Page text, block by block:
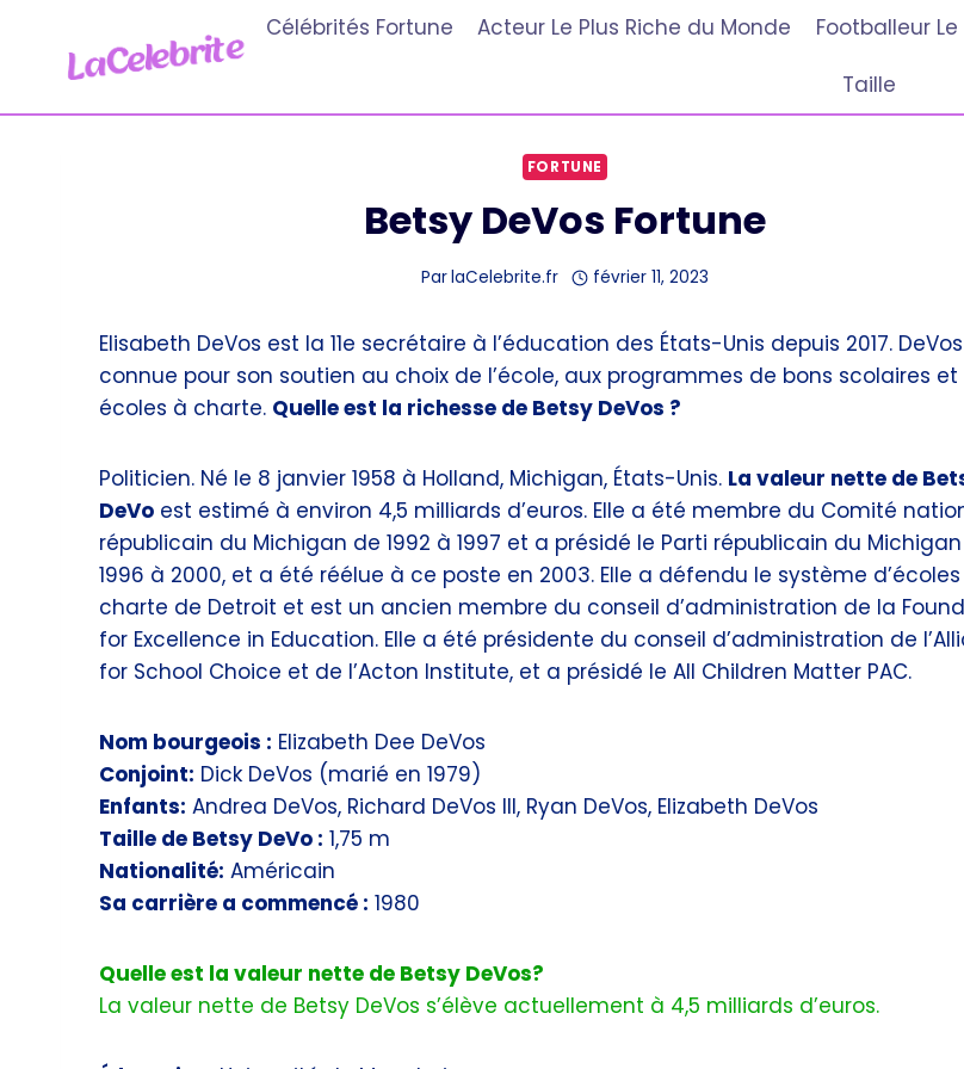
contenu
Célébrités Fortune Acteur Le Plus Riche du Monde Footballeur
Taille
FORTUNE
Betsy DeVos Fortune
ParlaCelebrite.fr février 11, 2023
Elisabeth DeVos est la 11e secrétaire à l’éducation des États-Unis depuis 2017.
connue pour son soutien au choix de l’école, aux programmes de bons scolaires et
écoles à charte. Quelle est la richesse de Betsy DeVos ?
Politicien. Né le 8 janvier 1958 à Holland, Michigan, États-Unis. La valeur nette de
DeVo est estimé à environ 4,5 milliards d’euros. Elle a été membre du Comité
républicain du Michigan de 1992 à 1997 et a présidé le Parti républicain du
1996 à 2000, et a été réélue à ce poste en 2003. Elle a défendu le système
charte de Detroit et est un ancien membre du conseil d’administration de la
for Excellence in Education. Elle a été présidente du conseil d’administration de
for School Choice et de l’Acton Institute, et a présidé le All Children Matter PAC.
Nom bourgeois : Elizabeth Dee DeVos
Conjoint: Dick DeVos (marié en 1979)
Enfants: Andrea DeVos, Richard DeVos III, Ryan DeVos, Elizabeth DeVos
Taille de Betsy DeVo : 1,75 m
Nationalité: Américain
Sa carrière a commencé : 1980
Quelle est la valeur nette de Betsy DeVos?
La valeur nette de Betsy DeVos s’élève actuellement à 4,5 milliards d’euros.